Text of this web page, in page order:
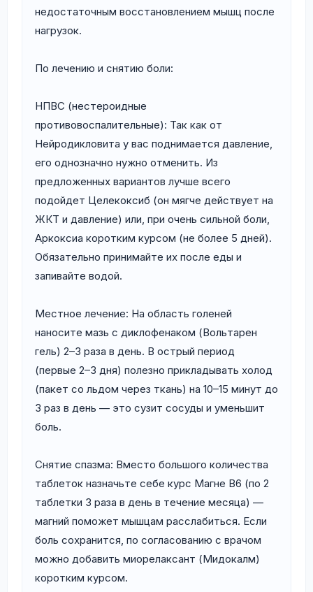
недостаточным восстановлением мышц после
нагрузок.
По лечению и снятию боли:
НПВС (нестероидные
противовоспалительные): Так как от
Нейродикловита у вас поднимается давление,
его однозначно нужно отменить. Из
предложенных вариантов лучше всего
подойдет Целекоксиб (он мягче действует на
ЖКТ и давление) или, при очень сильной боли,
Аркоксиа коротким курсом (не более 5 дней).
Обязательно принимайте их после еды и
запивайте водой.
Местное лечение: На область голеней
наносите мазь с диклофенаком (Вольтарен
гель) 2–3 раза в день. В острый период
(первые 2–3 дня) полезно прикладывать холод
(пакет со льдом через ткань) на 10–15 минут до
3 раз в день — это сузит сосуды и уменьшит
боль.
Снятие спазма: Вместо большого количества
таблеток назначьте себе курс Магне В6 (по 2
таблетки 3 раза в день в течение месяца) —
магний поможет мышцам расслабиться. Если
боль сохранится, по согласованию с врачом
можно добавить миорелаксант (Мидокалм)
коротким курсом.